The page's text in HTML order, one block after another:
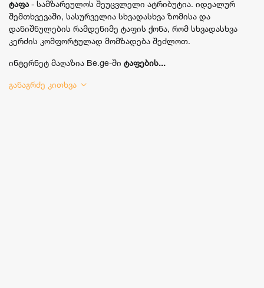
ტაფა- სამზარეულოს შეუცვლელი ატრიბუტია. იდეალურ
შემთხვევაში, სასურველია სხვადასხვა ზომისა და
დანიშნულების რამდენიმე ტაფის ქონა, რომ სხვადასხვა
კერძის კომფორტულად მომზადება შეძლოთ.
ინტერნეტ მაღაზია Be.ge-ში ტაფების...
განაგრძე კითხვა